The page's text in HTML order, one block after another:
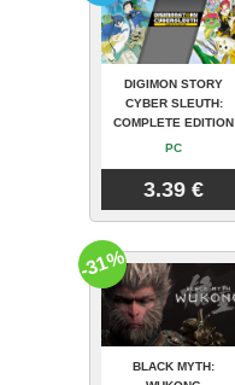
DIGIMON STORY
CYBER SLEUTH:
COMPLETE EDITION
PC
3.39 €
BLACK MYTH:
-31%